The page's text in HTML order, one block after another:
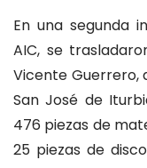
En una segunda
AIC, se
Vicente Guerrero,
San José de
476 piezas de
25 piezas de